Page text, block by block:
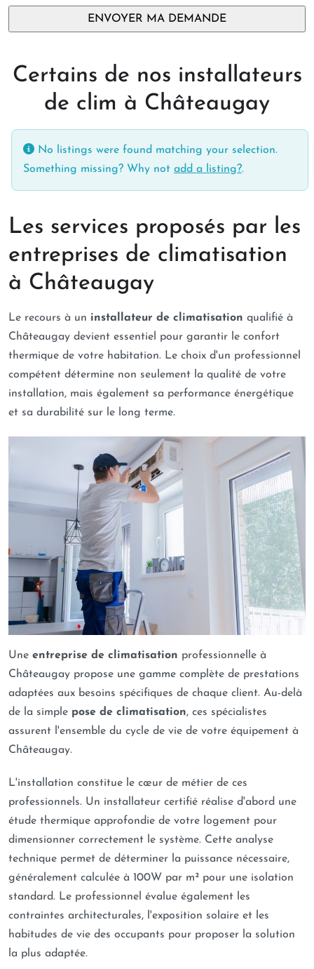
Certains de nos installateurs
de clim à Châteaugay
No listings were found matching your selection.
Something missing? Why not add a listing?.
Les services proposés par les
entreprises de climatisation
à Châteaugay
Le recours à un installateur de climatisation qualifié à
Châteaugay devient essentiel pour garantir le confort
thermique de votre habitation. Le choix d'un professionnel
compétent détermine non seulement la qualité de votre
installation, mais également sa performance énergétique
et sa durabilité sur le long terme.
Une entreprise de climatisation professionnelle à
Châteaugay propose une gamme complète de prestations
adaptées aux besoins spécifiques de chaque client. Au-delà
de la simple pose de climatisation, ces spécialistes
assurent l'ensemble du cycle de vie de votre équipement à
Châteaugay.
L'installation constitue le cœur de métier de ces
professionnels. Un installateur certifié réalise d'abord une
étude thermique approfondie de votre logement pour
dimensionner correctement le système. Cette analyse
technique permet de déterminer la puissance nécessaire,
généralement calculée à 100W par m² pour une isolation
standard. Le professionnel évalue également les
contraintes architecturales, l'exposition solaire et les
habitudes de vie des occupants pour proposer la solution
la plus adaptée.